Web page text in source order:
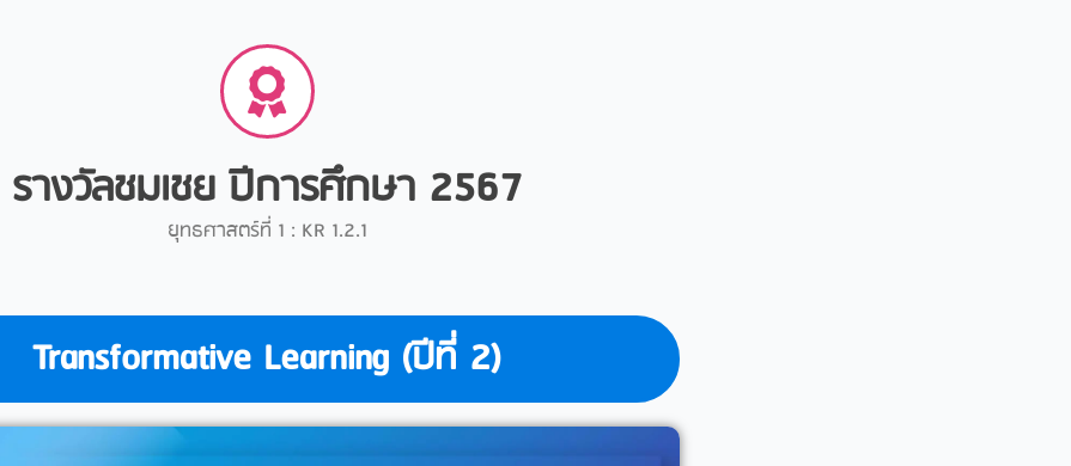
รางวัลชมเชย ปีการศึกษา 2567
ยุทธศาสตร์ที่ 1 : KR 1.2.1
Transformative Learning (ปีที่ 2)